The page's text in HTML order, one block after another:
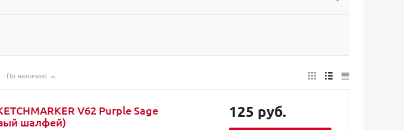
По наличию
V62 Purple Sage
шалфей)
125 руб.